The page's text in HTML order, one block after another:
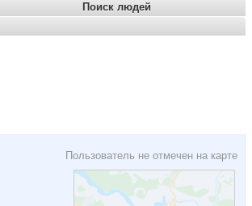
Поиск людей
Пользователь не отмечен на карте